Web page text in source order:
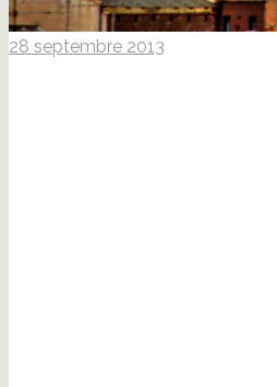
28 septembre 2013